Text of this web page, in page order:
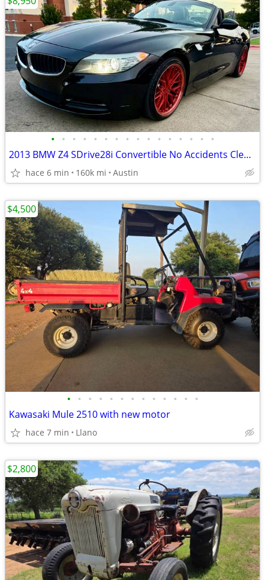
• • • • • • • • • • • • • • • •
2013 BMW Z4 SDrive28i Convertible No Accidents Clean Title
hace 6 min 160k mi Austin
• • • • • • • • • • • • •
Kawasaki Mule 2510 with new motor
hace 7 min Llano
$4,500
$2,800